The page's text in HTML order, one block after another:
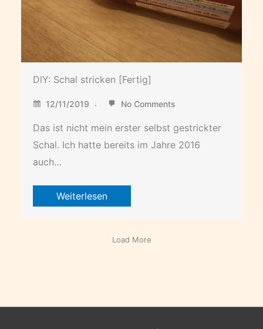
DIY: Schal stricken [Fertig]
12/11/2019 No Comments
Das ist nicht mein erster selbst gestrickter
Schal. Ich hatte bereits im Jahre 2016
auch…
Weiterlesen
Load More